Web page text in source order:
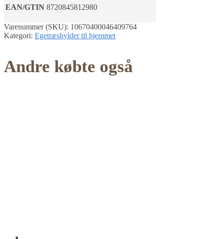
EAN/GTIN 8720845812980
Varenummer (SKU): 10670400046409764
Kategori: Egetræshylder til hjemmet
Andre købte også